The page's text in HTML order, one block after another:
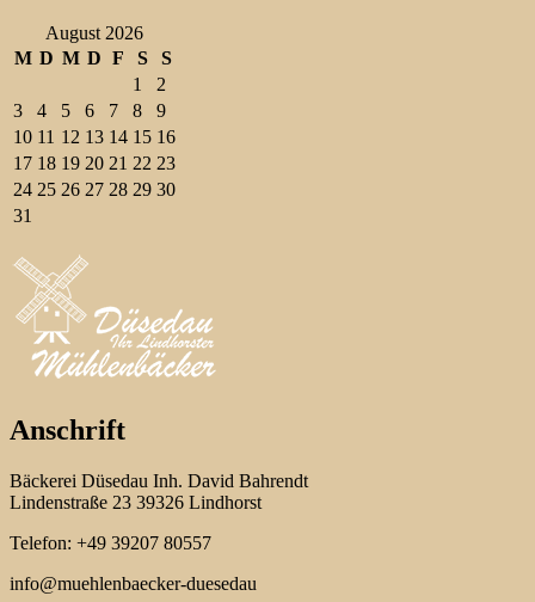
August 2026
M D M D F S
S
1
2
3
4 5 6 7 8
9
10 11 12 13 14 15 16
17 18 19 20 21 22 23
24 25 26 27 28 29 30
31
Anschrift
Bäckerei Düsedau Inh. David Bahrendt
Lindenstraße 23 39326 Lindhorst
Telefon: +49 39207 80557
info@muehlenbaecker-duesedau